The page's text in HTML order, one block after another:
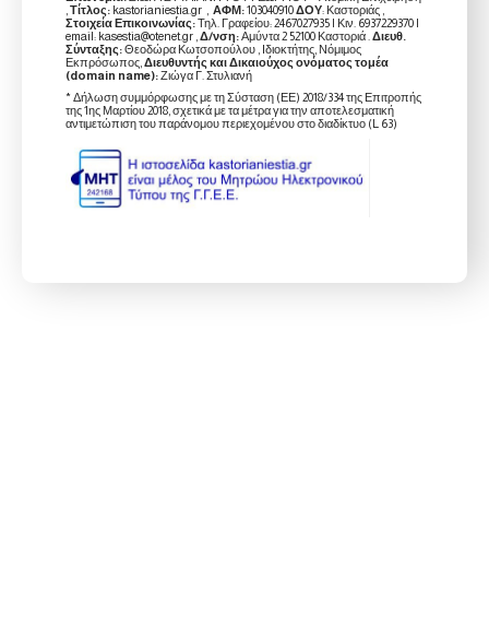
Τίτλος: kastorianiestia.gr , ΑΦΜ:103040910ΔΟΥ: Καστοριάς ,
Στοιχεία Επικοινωνίας:Τηλ. Γραφείου: 2467027935 | Κιν. 6937229370 |
email: kasestia@otenet.gr , Δ/νση:Αμύντα 2 52100 Καστοριά . Διευθ.
Σύνταξης:Θεοδώρα Κωτσοπούλου , Ιδιοκτήτης, Νόμιμος
Εκπρόσωπος, Διευθυντής και Δικαιούχος ονόματος τομέα
(domain name):Ζιώγα Γ. Στυλιανή
* Δήλωση συμμόρφωσης με τη Σύσταση (ΕΕ) 2018/334 της Επιτροπής
της 1ης Μαρτίου 2018, σχετικά με τα μέτρα για την αποτελεσματική
αντιμετώπιση του παράνομου περιεχομένου στο διαδίκτυο (L 63)